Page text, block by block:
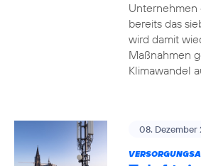
Unternehmen
bereits das
wird damit
Maßnahmen
Klimawandel
08. Dezember